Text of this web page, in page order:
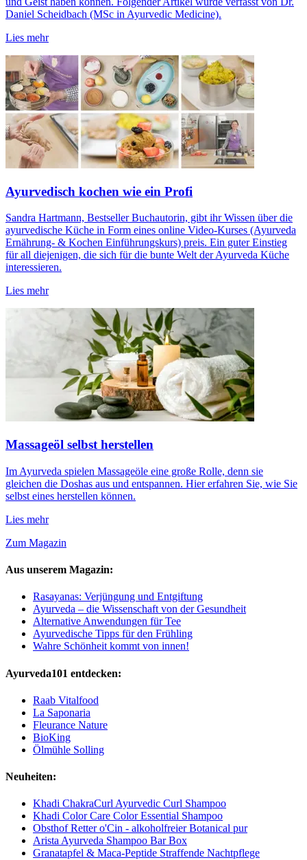
Daniel Scheidbach (MSc in Ayurvedic Medicine).
Lies mehr
Ayurvedisch kochen wie ein Profi
Sandra Hartmann, Bestseller Buchautorin, gibt ihr Wissen über die
ayurvedische Küche in Form eines online Video-Kurses (Ayurveda
Ernährung- & Kochen Einführungskurs) preis. Ein guter Einstieg
für all diejenigen, die sich für die bunte Welt der Ayurveda Küche
interessieren.
Lies mehr
Massageöl selbst herstellen
Im Ayurveda spielen Massageöle eine große Rolle, denn sie
gleichen die Doshas aus und entspannen. Hier erfahren Sie, wie Sie
selbst eines herstellen können.
Lies mehr
Zum Magazin
Aus unserem Magazin:
Rasayanas: Verjüngung und Entgiftung
Ayurveda – die Wissenschaft von der Gesundheit
Alternative Anwendungen für Tee
Ayurvedische Tipps für den Frühling
Wahre Schönheit kommt von innen!
Ayurveda101 entdecken:
Raab Vitalfood
La Saponaria
Fleurance Nature
BioKing
Ölmühle Solling
Neuheiten:
Khadi ChakraCurl Ayurvedic Curl Shampoo
Khadi Color Care Color Essential Shampoo
Obsthof Retter o'Cin - alkoholfreier Botanical pur
Arista Ayurveda Shampoo Bar Box
Granatapfel & Maca-Peptide Straffende Nachtpflege